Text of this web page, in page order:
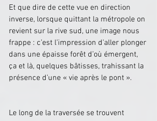
​​Et que dire de cette vue en direction
inverse, lorsque quittant la métropole on
revient sur la rive sud, une image nous
frappe : c’est l’impression d’aller plonger
dans une épaisse forêt d’où émergent,
ça et là, quelques bâtisses, trahissant la
présence d’une « vie après le pont ».
Le long de la traversée se trouvent